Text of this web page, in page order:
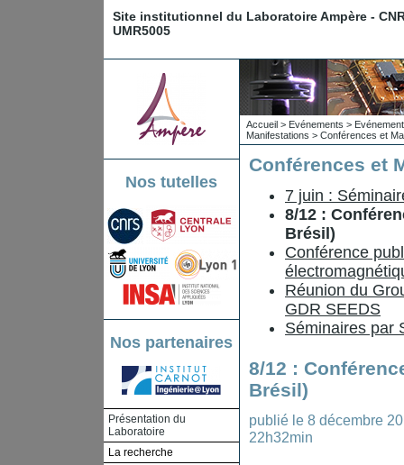
Site institutionnel du Laboratoire Ampère -
UMR5005
Nos tutelles
Nos partenaires
Présentation du
Laboratoire
La recherche
Accueil > Evénements >
Manifestations > Conférences et
Conférences et
7 juin :
8/12 :
Brésil)
Conférence
Réunion du
GDR SEEDS
Séminaires par
8/12 :
Brésil)
publié le 8 décembre
22h32min